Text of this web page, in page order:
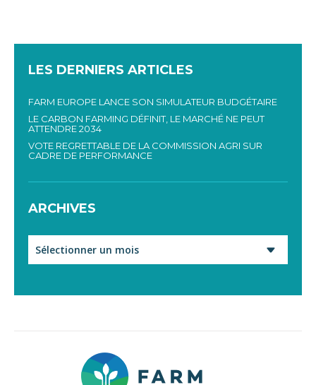
LES DERNIERS ARTICLES
FARM EUROPE LANCE SON SIMULATEUR BUDGÉTAIRE
LE CARBON FARMING DÉFINIT, LE MARCHÉ NE PEUT
ATTENDRE 2034
VOTE REGRETTABLE DE LA COMMISSION AGRI SUR
CADRE DE PERFORMANCE
ARCHIVES